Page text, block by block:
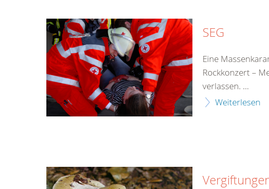
SEG
Eine
Rockkonzert –
verlassen. ...
Weiterlesen